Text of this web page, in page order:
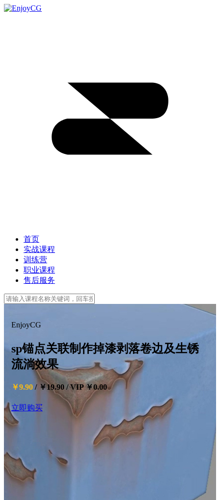
首页
实战课程
训练营
职业课程
售后服务
EnjoyCG
sp锚点关联制作掉漆剥落卷边及生锈
流淌效果
￥9.90 / ￥19.90 /VIP ￥0.00
立即购买